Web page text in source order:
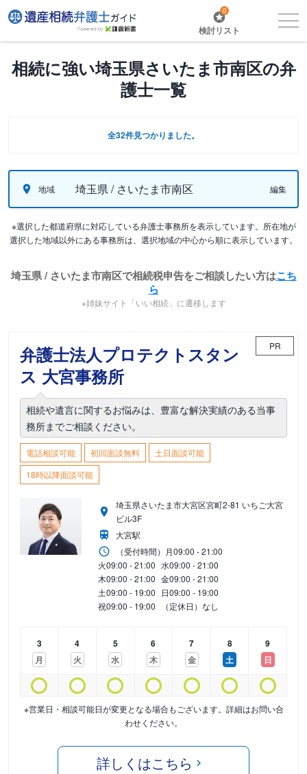
0
検討リスト
相続に強い埼玉県さいたま市南区の弁
護士一覧
全32件見つかりました。
地域 埼玉県 / さいたま市南区 編集
※選択した都道府県に対応している弁護士事務所を表示しています。所在地が
選択した地域以外にある事務所は、選択地域の中心から順に表示しています。
埼玉県 / さいたま市南区で相続税申告をご相談したい方はこち
ら
※姉妹サイト「いい相続」に遷移します
弁護士法人プロテクトスタン
ス 大宮事務所
PR
相続や遺言に関するお悩みは、豊富な解決実績のある当事
務所までご相談ください。
電話相談可能 初回面談無料
土日面談可能
18時以降面談可能
埼玉県さいたま市大宮区宮町2-81 いちご大宮
ビル3F
大宮駅
（受付時間） 月09:00 - 21:00
火09:00 - 21:00 水09:00 - 21:00
木09:00 - 21:00 金09:00 - 21:00
土09:00 - 19:00 日09:00 - 19:00
祝09:00 - 19:00 （定休日）なし
3
月
4
火
5
水
6
木
7
金
8
土
9
日
※営業日・相談可能日が変更となる場合もございます。詳細はお問い合
わせください。
詳しくはこちら